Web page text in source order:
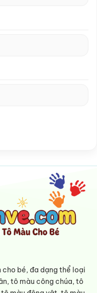
bé, đa dạng thể loại
tô màu công chúa, tô